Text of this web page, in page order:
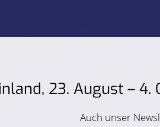
23. August –
Auch unser